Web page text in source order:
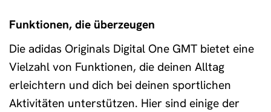
Funktionen, die überzeugen
Die adidas Originals Digital One GMT bietet eine
Vielzahl von Funktionen, die deinen Alltag
erleichtern und dich bei deinen sportlichen
Aktivitäten unterstützen. Hier sind einige der